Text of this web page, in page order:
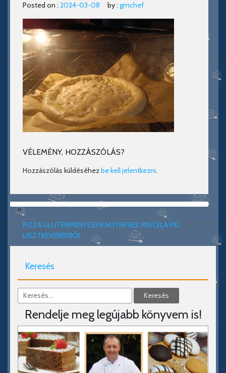
Posted on : 2024-03-08 by : gmchef
VÉLEMÉNY, HOZZÁSZÓLÁS?
Hozzászólás küldéséhezbe kell jelentkezni.
«
PIZZA GLUTÉNMENTESEN NUTRIFREE MISCELA PIÚ
LISZTKEVERÉKBŐL
Keresés
Rendelje meg legújabb könyvem is!